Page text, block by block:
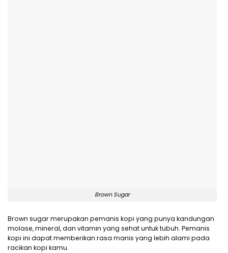
Brown Sugar
Brown sugar merupakan pemanis kopi yang punya kandungan
molase, mineral, dan vitamin yang sehat untuk tubuh. Pemanis
kopi ini dapat memberikan rasa manis yang lebih alami pada
racikan kopi kamu.